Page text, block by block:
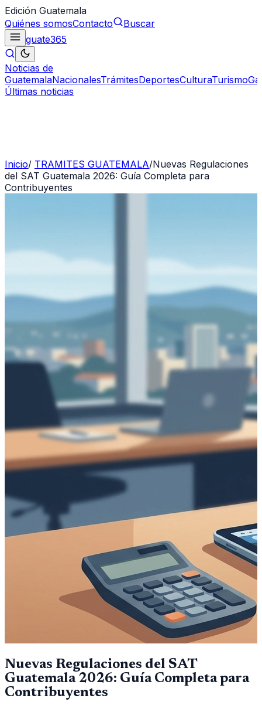
Edición Guatemala
Quiénes somosContacto
Buscar
guate365
Noticias de
GuatemalaNacionalesTrámitesDeportesCulturaTurismo
Últimas noticias
Inicio/ TRAMITES GUATEMALA/Nuevas Regulaciones
del SAT Guatemala 2026: Guía Completa para
Contribuyentes
Nuevas Regulaciones del SAT
Guatemala 2026: Guía Completa para
Contribuyentes